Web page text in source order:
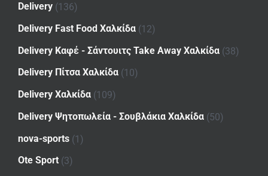
Delivery (136)
Delivery Fast Food Χαλκίδα (12)
Delivery Καφέ - Σάντουιτς Take Away Χαλκίδα (38)
Delivery Πίτσα Χαλκίδα (10)
Delivery Χαλκίδα (109)
Delivery Ψητοπωλεία - Σουβλάκια Χαλκίδα (50)
nova-sports (1)
Ote Sport (3)